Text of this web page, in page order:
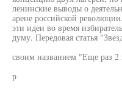
ленинские выводы о
арене российской
эти идеи во время
думу. Передовая статья
своим названием "Еще раз 2
р